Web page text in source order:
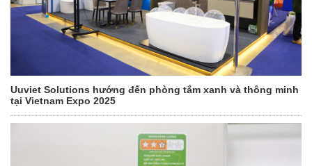
Uuviet Solutions hướng đến phòng tắm xanh và thông minh
tại Vietnam Expo 2025